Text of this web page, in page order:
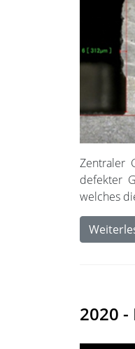
Zentraler
defekter
welches
2020